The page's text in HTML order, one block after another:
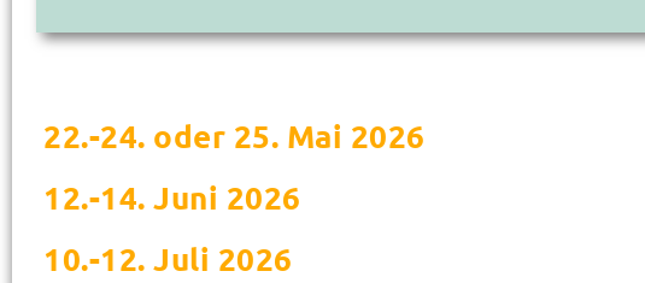
22.-24. oder 25. Mai 2026
12.-14. Juni 2026
10.-12. Juli 2026